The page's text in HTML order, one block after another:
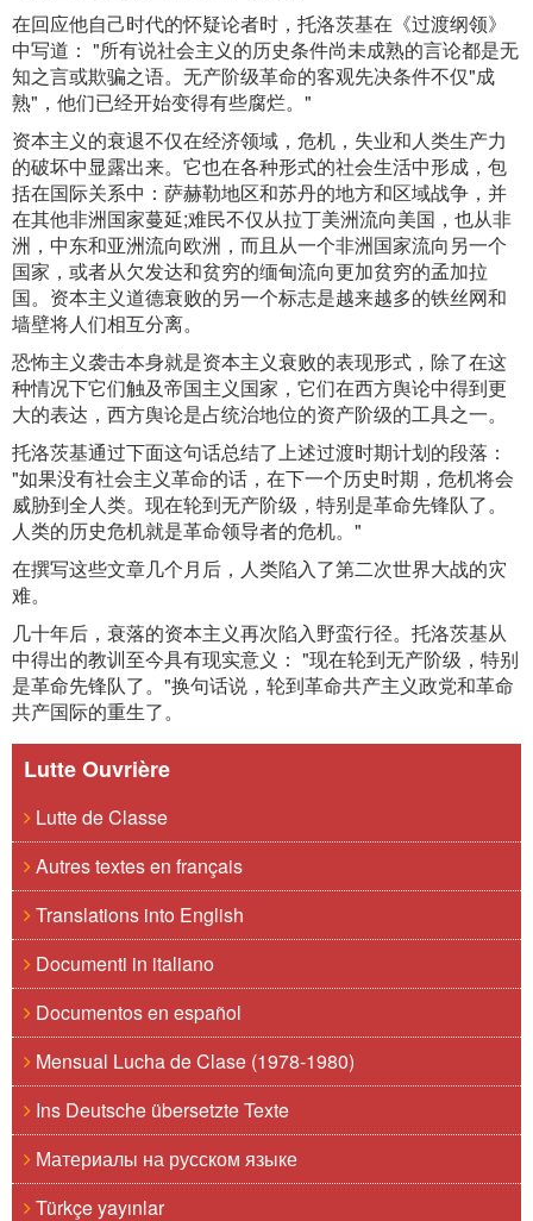
在回应他自己时代的怀疑论者时，托洛茨基在《过渡纲领》
中写道： "所有说社会主义的历史条件尚未成熟的言论都是无
知之言或欺骗之语。无产阶级革命的客观先决条件不仅"成
熟"，他们已经开始变得有些腐烂。"
资本主义的衰退不仅在经济领域，危机，失业和人类生产力
的破坏中显露出来。它也在各种形式的社会生活中形成，包
括在国际关系中：萨赫勒地区和苏丹的地方和区域战争，并
在其他非洲国家蔓延;难民不仅从拉丁美洲流向美国，也从非
洲，中东和亚洲流向欧洲，而且从一个非洲国家流向另一个
国家，或者从欠发达和贫穷的缅甸流向更加贫穷的孟加拉
国。资本主义道德衰败的另一个标志是越来越多的铁丝网和
墙壁将人们相互分离。
恐怖主义袭击本身就是资本主义衰败的表现形式，除了在这
种情况下它们触及帝国主义国家，它们在西方舆论中得到更
大的表达，西方舆论是占统治地位的资产阶级的工具之一。
托洛茨基通过下面这句话总结了上述过渡时期计划的段落：
"如果没有社会主义革命的话，在下一个历史时期，危机将会
威胁到全人类。现在轮到无产阶级，特别是革命先锋队了。
人类的历史危机就是革命领导者的危机。"
在撰写这些文章几个月后，人类陷入了第二次世界大战的灾
难。
几十年后，衰落的资本主义再次陷入野蛮行径。托洛茨基从
中得出的教训至今具有现实意义： "现在轮到无产阶级，特别
是革命先锋队了。"换句话说，轮到革命共产主义政党和革命
共产国际的重生了。
Lutte Ouvrière
Lutte de Classe
Autres textes en français
Translations into English
Documenti in italiano
Documentos en español
Mensual Lucha de Clase (1978-1980)
Ins Deutsche übersetzte Texte
Материалы на русском языке
Türkçe yayınlar